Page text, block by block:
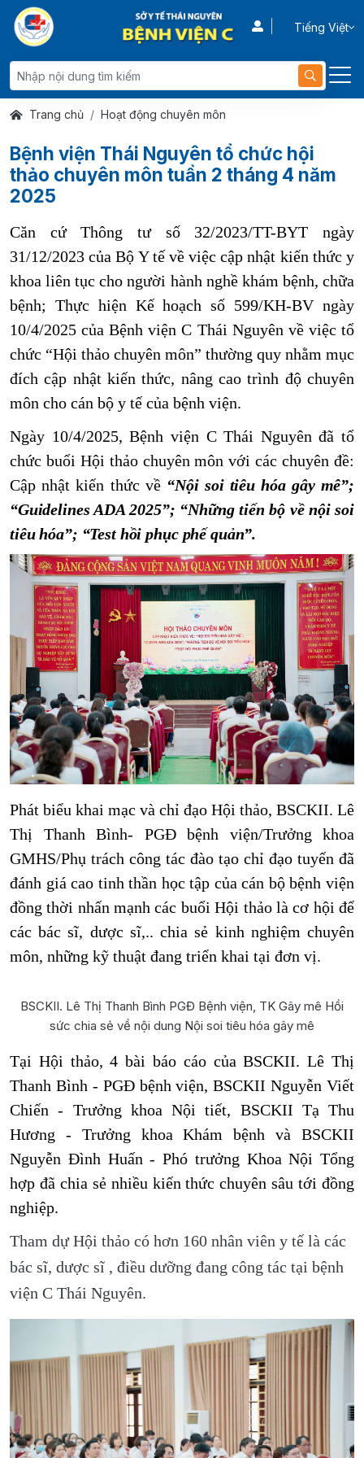
Tiếng Việt
Trang chủ Hoạt động chuyên môn
Bệnh viện Thái Nguyên tổ chức hội
thảo chuyên môn tuần 2 tháng 4 năm
2025
Căn cứ Thông tư số 32/2023/TT-BYT ngày
31/12/2023 của Bộ Y tế về việc cập nhật kiến thức y
khoa liên tục cho người hành nghề khám bệnh, chữa
bệnh; Thực hiện Kế hoạch số 599/KH-BVngày
10/4/2025 của Bệnh viện C Thái Nguyên về việc tổ
chức “Hội thảo chuyên môn” thường quy nhằm mục
đích cập nhật kiến thức, nâng cao trình độ chuyên
môn cho cán bộ y tế của bệnh viện.
Ngày 10/4/2025, Bệnh viện C Thái Nguyên đã tổ
chức buổi Hội thảo chuyên môn với các chuyên đề:
Cập nhật kiến thức về “Nội soi tiêu hóa gây mê”;
“Guidelines ADA 2025”; “Những tiến bộ về nội soi
tiêu hóa”; “Test hồi phục phế quản”.
Phát biểu khai mạc và chỉ đạo Hội thảo, BSCKII. Lê
Thị Thanh Bình- PGĐ bệnh viện/Trưởng khoa
GMHS/Phụ trách công tác đào tạo chỉ đạo tuyến đã
đánh giá cao tinh thần học tập của cán bộ bệnh viện
đồng thời nhấn mạnh các buổi Hội thảo là cơ hội để
các bác sĩ, dược sĩ,.. chia sẻ kinh nghiệm chuyên
môn, những kỹ thuật đang triển khai tại đơn vị.
BSCKII. Lê Thị Thanh Bình PGĐ Bệnh viện, TK Gây mê Hồi
sức chia sẻ về nội dung Nội soi tiêu hóa gây mê
Tại Hội thảo, 4 bài báo cáo của BSCKII. Lê Thị
Thanh Bình - PGĐ bệnh viện, BSCKII Nguyễn Viết
Chiến - Trưởng khoa Nội tiết, BSCKII Tạ Thu
Hương - Trưởng khoa Khám bệnh và BSCKII
Nguyễn Đình Huấn - Phó trưởng Khoa Nội Tổng
hợp đã chia sẻ nhiều kiến thức chuyên sâu tới đồng
nghiệp.
Tham dự Hội thảo có hơn 160 nhân viên y tế là các
bác sĩ, dược sĩ , điều dưỡng đang công tác tại bệnh
viện C Thái Nguyên.